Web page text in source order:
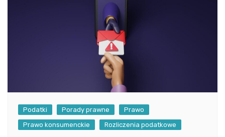
Podatki Porady prawne
Prawo
Prawo konsumenckie
Rozliczenia podatkowe